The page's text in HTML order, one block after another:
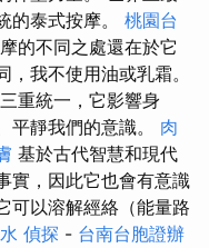
的泰式按摩。 桃園台
的不同之處還在於它
我不使用油或乳霜。
重統一，它影響身
平靜我們的意識。 肉
基於古代智慧和現代
實，因此它也會有意識
可以溶解經絡（能量路
偵探 - 台南台胞證辦